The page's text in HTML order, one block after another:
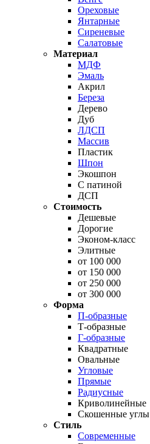
Ореховые
Янтарные
Сиреневые
Салатовые
Материал
МДФ
Эмаль
Акрил
Береза
Дерево
Дуб
ЛДСП
Массив
Пластик
Шпон
Экошпон
С патиной
ДСП
Стоимость
Дешевые
Дорогие
Эконом-класс
Элитные
от 100 000
от 150 000
от 250 000
от 300 000
Форма
П-образные
Т-образные
Г-образные
Квадратные
Овальные
Угловые
Прямые
Радиусные
Криволинейные
Скошенные углы
Стиль
Современные